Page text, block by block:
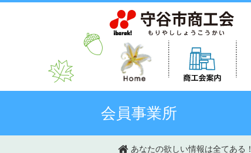
会員事業所
あなたの欲しい情報は全てある！